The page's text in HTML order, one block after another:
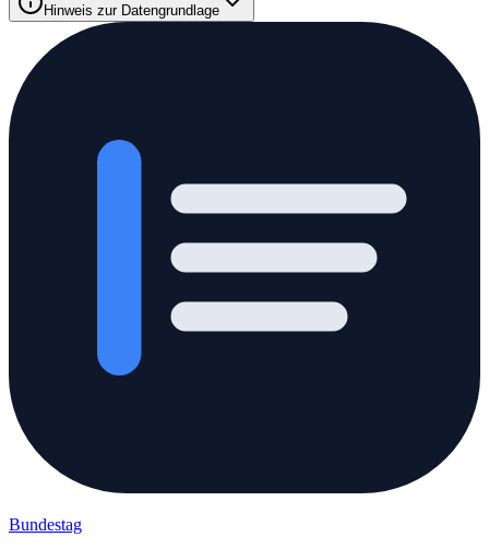
Hinweis zur Datengrundlage
Bundestag